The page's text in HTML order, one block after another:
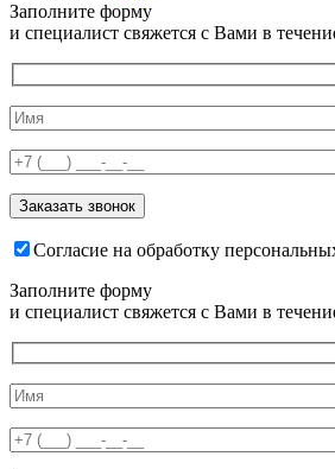
Заполните форму
и специалист свяжется с Вами в
Согласие на обработку
Заполните форму
и специалист свяжется с Вами в